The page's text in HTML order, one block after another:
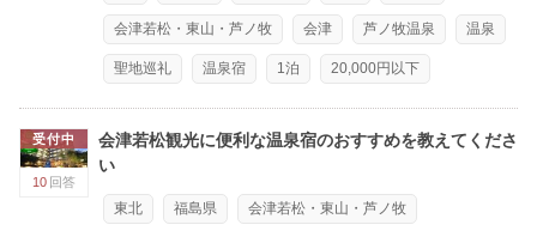
会津若松・東山・芦ノ牧 会津 芦ノ牧温泉 温泉
聖地巡礼 温泉宿 1泊 20,000円以下
受付中
10 回答
会津若松観光に便利な温泉宿のおすすめを教えてくださ
い
東北 福島県 会津若松・東山・芦ノ牧